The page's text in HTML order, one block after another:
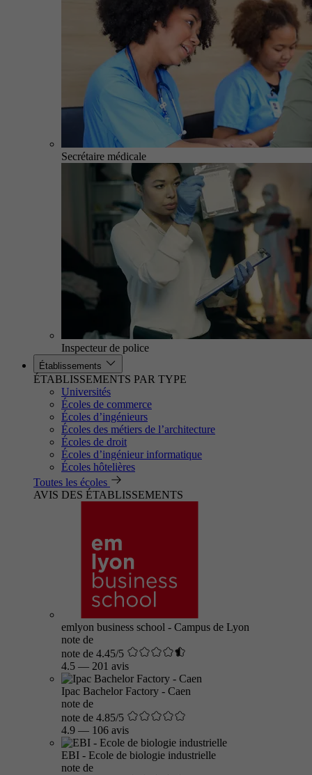
Secrétaire médicale
Inspecteur de police
Établissements
ÉTABLISSEMENTS PAR TYPE
Universités
Écoles de commerce
Écoles d’ingénieurs
Écoles des métiers de l’architecture
Écoles de droit
Écoles d’ingénieur informatique
Écoles hôtelières
Toutes les écoles
AVIS DES ÉTABLISSEMENTS
emlyon business school - Campus de Lyon
note de
note de 4.45/5
4.5 — 201 avis
Ipac Bachelor Factory - Caen
note de
note de 4.85/5
4.9 — 106 avis
EBI - Ecole de biologie industrielle
note de